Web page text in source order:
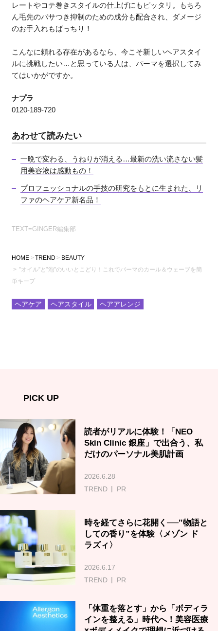
レートやコテ巻きスタイルの仕上げにもピッタリ。もちろ
ん毛先のパサつき抑制のための成分も配合され、ダメージ
のお手入れもばっちり！
こんなに頼れる存在があるなら、今こそ新しいヘアスタイ
ルに挑戦したい…と思っている人は、パーマを選択してみ
てはいかがですか。
ナプラ
0120‐189‐720
あわせて読みたい
一晩で変わる、うねりが消える…最新の洗い流さない髪
用美容液は感動もの！
プロフェッショナルの手技の研究をもとに生まれた、リ
ファのヘアケア新名品！
TEXT=GINGER編集部
HOME TREND
BEAUTY
‟オイル”と‟泡”のいいとこどり！これでパーマのカール＆ウェーブを簡
単キープ
ヘアケア ヘアスタイル ヘアアレンジ
PICK UP
読者がリアルに体験！「NEO
Skin Clinic 銀座」で出合う、私
だけのパーソナル美肌計画
2026.6.28
TREND
PR
時を経てさらに花開く──‟物語と
しての香り”を体験〈メゾン ド
ラズィ〉
2026.6.17
TREND
PR
「体重を落とす」から「ボディラ
インを整える」時代へ！美容医療